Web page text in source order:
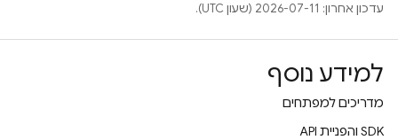
עדכון אחרון: 2026-07-11 (שעון UTC).
למידע נוסף
מדריכים למפתחים
‫SDK והפניית API